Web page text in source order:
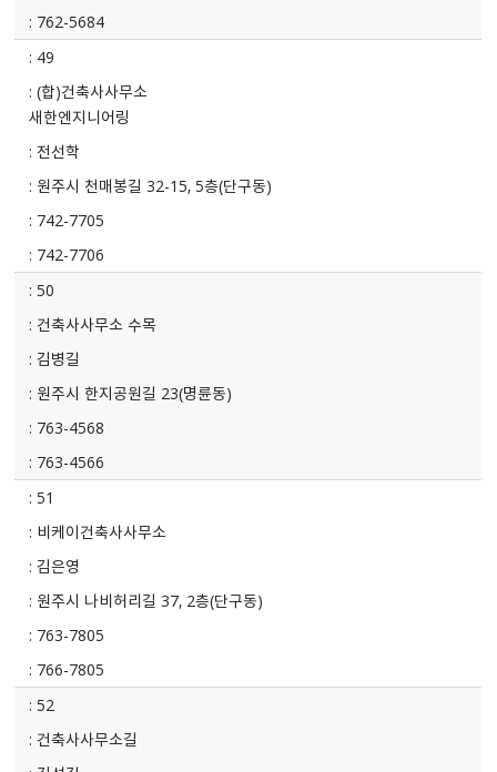
762-5684
49
(합)건축사사무소
새한엔지니어링
전선학
원주시 천매봉길 32-15, 5층(단구동)
742-7705
742-7706
50
건축사사무소 수목
김병길
원주시 한지공원길 23(명륜동)
763-4568
763-4566
51
비케이건축사사무소
김은영
원주시 나비허리길 37, 2층(단구동)
763-7805
766-7805
52
건축사사무소길